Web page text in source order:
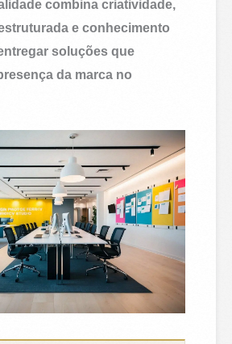
combina criatividade,
e conhecimento
soluções que
da marca no